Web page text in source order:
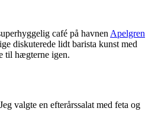
café på havnen Apelgren
diskuterede lidt barista kunst med
til hægterne igen.
valgte en efterårssalat med feta og